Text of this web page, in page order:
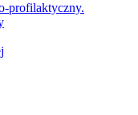
profilaktyczny.